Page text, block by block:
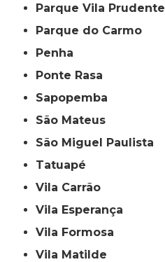
Parque Vila Prudente
Parque do Carmo
Penha
Ponte Rasa
Sapopemba
São Mateus
São Miguel Paulista
Tatuapé
Vila Carrão
Vila Esperança
Vila Formosa
Vila Matilde